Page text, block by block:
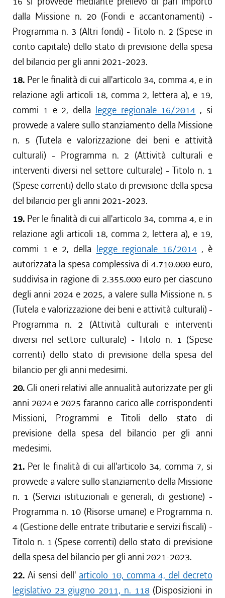
dalla Missione n. 20 (Fondi e accantonamenti) -
Programma n. 3 (Altri fondi) - Titolo n. 2 (Spese in
conto capitale) dello stato di previsione della spesa
del bilancio per gli anni 2021-2023.
18. Per le finalità di cui all'articolo 34, comma 4, e in
relazione agli articoli 18, comma 2, lettera a), e 19,
commi 1 e 2, della legge regionale 16/2014 , si
provvede a valere sullo stanziamento della Missione
n. 5 (Tutela e valorizzazione dei beni e attività
culturali) - Programma n. 2 (Attività culturali e
interventi diversi nel settore culturale) - Titolo n. 1
(Spese correnti) dello stato di previsione della spesa
del bilancio per gli anni 2021-2023.
19. Per le finalità di cui all'articolo 34, comma 4, e in
relazione agli articoli 18, comma 2, lettera a), e 19,
commi 1 e 2, della legge regionale 16/2014, è
autorizzata la spesa complessiva di 4.710.000 euro,
suddivisa in ragione di 2.355.000 euro per ciascuno
degli anni 2024 e 2025, a valere sulla Missione n. 5
(Tutela e valorizzazione dei beni e attività culturali) -
Programma n. 2 (Attività culturali e interventi
diversi nel settore culturale) - Titolo n. 1 (Spese
correnti) dello stato di previsione della spesa del
bilancio per gli anni medesimi.
20. Gli oneri relativi alle annualità autorizzate per gli
anni 2024 e 2025 faranno carico alle corrispondenti
Missioni, Programmi e Titoli dello stato di
previsione della spesa del bilancio per gli anni
medesimi.
21. Per le finalità di cui all'articolo 34, comma 7, si
provvede a valere sullo stanziamento della Missione
n. 1 (Servizi istituzionali e generali, di gestione) -
Programma n. 10 (Risorse umane) e Programma n.
4 (Gestione delle entrate tributarie e servizi fiscali) -
Titolo n. 1 (Spese correnti) dello stato di previsione
della spesa del bilancio per gli anni 2021-2023.
22.Ai sensi dell' articolo 10, comma 4, del decreto
legislativo 23 giugno 2011, n. 118 (Disposizioni in